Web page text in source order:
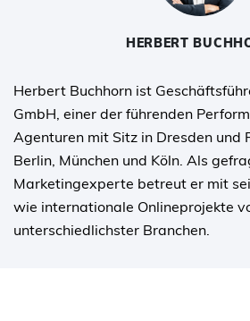
HERBERT
Herbert Buchhorn ist
GmbH, einer der führenden
Agenturen mit Sitz in Dresden und
Berlin, München und Köln. Als
Marketingexperte betreut er mit
wie internationale Onlineprojekte
unterschiedlichster Branchen.